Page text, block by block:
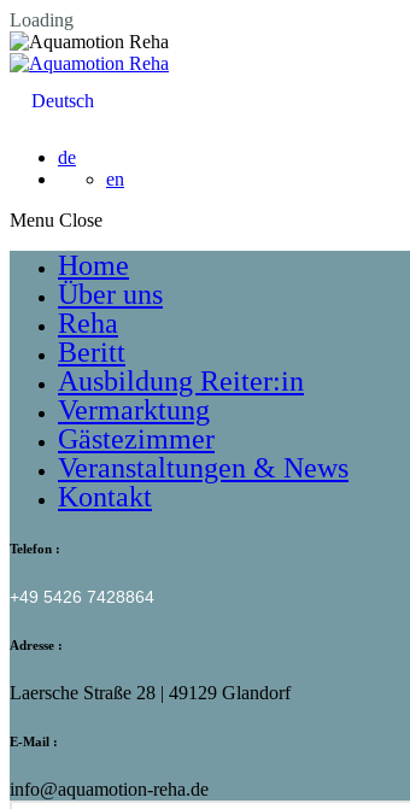
Loading
Deutsch
de
en
Menu
Home
Über uns
Reha
Beritt
Ausbildung Reiter:in
Vermarktung
Gästezimmer
Veranstaltungen & News
Kontakt
Telefon :
+49 5426 7428864
Adresse :
Laersche Straße 28 | 49129 Glandorf
E-Mail :
info@aquamotion-reha.de